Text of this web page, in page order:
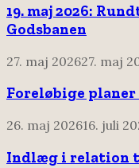
19. maj 2026:
Godsbanen
27. maj 202627. maj
Foreløbige
26. maj 202616. juli
Indlæg i relation